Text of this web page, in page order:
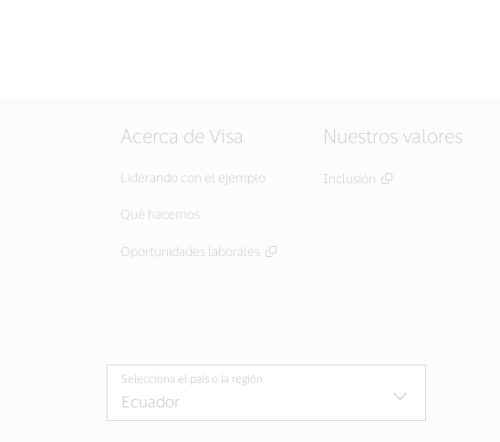
Acerca de Visa
Liderando con el ejemplo
Qué hacemos
Oportunidades laborales
Nuestros valores
Inclusión
Selecciona el país o la región